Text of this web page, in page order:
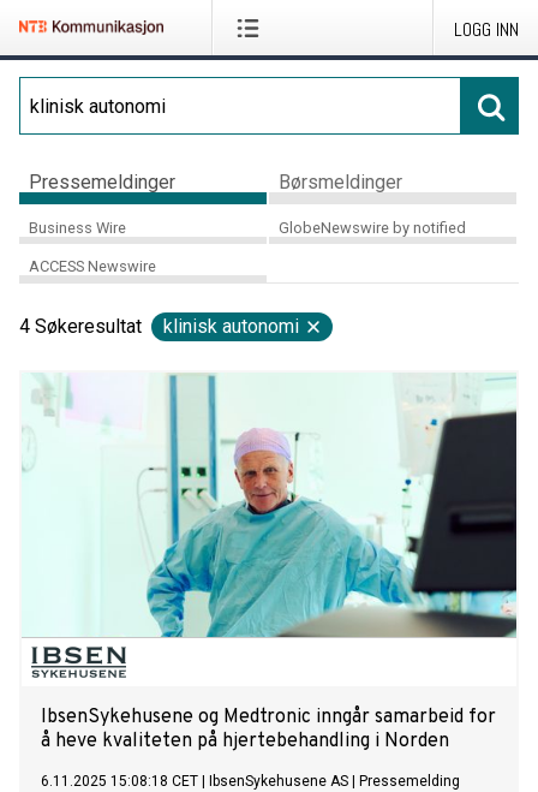
LOGG INN
Pressemeldinger Børsmeldinger
Business Wire GlobeNewswire by notified
ACCESS Newswire
4 Søkeresultat klinisk autonomi
IbsenSykehusene og Medtronic inngår samarbeid for
å heve kvaliteten på hjertebehandling i Norden
6.11.2025 15:08:18 CET IbsenSykehusene AS Pressemelding